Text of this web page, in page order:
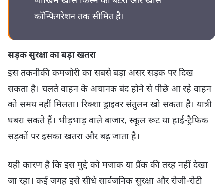
कॉन्फिगरेशन तक सीमित है।
सड़क सुरक्षा का बड़ा खतरा
इस तकनीकी कमजोरी का सबसे बड़ा असर सड़क पर दिख
सकता है। चलते वाहन के अचानक बंद होने से पीछे आ रहे वाहन
को समय नहीं मिलता। रिक्शा ड्राइवर संतुलन खो सकता है। यात्री
घबरा सकते हैं। भीड़भाड़ वाले बाजार, स्कूल रूट या हाई-ट्रैफिक
सड़कों पर इसका खतरा और बढ़ जाता है।
यही कारण है कि इस मुद्दे को मजाक या प्रैंक की तरह नहीं देखा
जा रहा। कई जगह इसे सीधे सार्वजनिक सुरक्षा और रोजी-रोटी